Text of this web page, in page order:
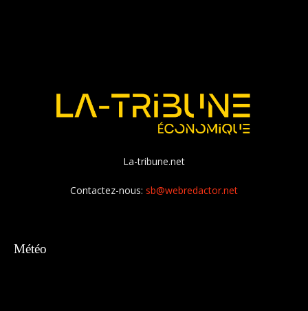
La-tribune.net
Contactez-nous: sb@webredactor.net
Météo